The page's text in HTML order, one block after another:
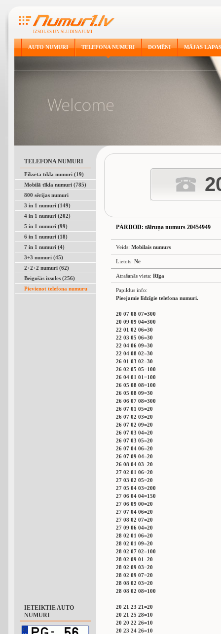
IZSOLES UN SLUDINĀJUMI
AUTO NUMURI TELEFONA NUMURI DOMĒNI MĀJAS LAPAS
TELEFONA NUMURI
Fiksētā tīkla numuri (19)
Mobilā tīkla numuri (785)
800 sērijas numuri
3 in 1 numuri (149)
4 in 1 numuri (202)
5 in 1 numuri (99)
6 in 1 numuri (18)
7 in 1 numuri (4)
3+3 numuri (45)
2+2+2 numuri (62)
Beigušās izsoles (256)
Pievienot telefona numuru
IETEIKTIE AUTO
NUMURI
PĀRDOD: tālruņa numurs 20454949
Veids: Mobilais numurs
Lietots: Nē
Atrašanās vieta: Rīga
Papildus info:
Pieejamie līdzīgie telefona numuri.
20 07 08 07=300
20 09 09 04=300
22 01 02 06=30
22 03 05 06=30
22 04 06 09=30
22 04 08 02=30
26 01 03 02=30
26 02 05 05=100
26 04 01 01=100
26 05 08 08=100
26 05 08 09=30
26 06 07 08=300
26 07 01 05=20
26 07 02 03=20
26 07 02 09=20
26 07 03 04=20
26 07 03 05=20
26 07 04 06=20
26 07 09 04=20
26 08 04 03=20
27 02 01 06=20
27 03 02 05=20
27 05 04 03=200
27 06 04 04=150
27 06 09 00=20
27 07 04 06=20
27 08 02 07=20
27 09 06 04=20
28 02 01 06=20
28 02 01 09=20
28 02 07 02=100
28 02 09 01=20
28 02 09 03=20
28 02 09 07=20
28 08 02 03=20
28 08 02 08=100
20 21 23 21=20
20 21 25 28=10
20 20 22 26=10
20 23 24 26=10